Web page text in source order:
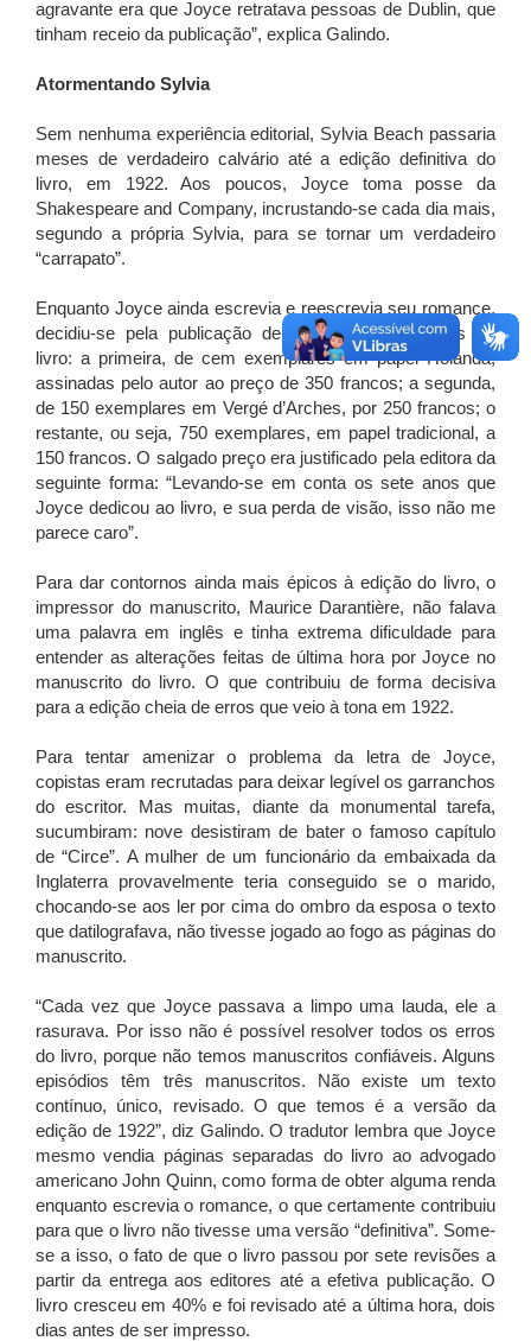
agravante era que Joyce retratava pessoas de Dublin, que
tinham receio da publicação”, explica Galindo.
Atormentando Sylvia
Sem nenhuma experiência editorial, Sylvia Beach passaria
meses de verdadeiro calvário até a edição definitiva do
livro, em 1922. Aos poucos, Joyce toma posse da
Shakespeare and Company, incrustando-se cada dia mais,
segundo a própria Sylvia, para se tornar um verdadeiro
“carrapato”.
Enquanto Joyce ainda escrevia e reescrevia seu romance,
decidiu-se pela publicação de três edições distintas do
livro: a primeira, de cem exemplares em papel Holanda,
assinadas pelo autor ao preço de 350 francos; a segunda,
de 150 exemplares em Vergé d’Arches, por 250 francos; o
restante, ou seja, 750 exemplares, em papel tradicional, a
150 francos. O salgado preço era justificado pela editora da
seguinte forma: “Levando-se em conta os sete anos que
Joyce dedicou ao livro, e sua perda de visão, isso não me
parece caro”.
Para dar contornos ainda mais épicos à edição do livro, o
impressor do manuscrito, Maurice Darantière, não falava
uma palavra em inglês e tinha extrema dificuldade para
entender as alterações feitas de última hora por Joyce no
manuscrito do livro. O que contribuiu de forma decisiva
para a edição cheia de erros que veio à tona em 1922.
Para tentar amenizar o problema da letra de Joyce,
copistas eram recrutadas para deixar legível os garranchos
do escritor. Mas muitas, diante da monumental tarefa,
sucumbiram: nove desistiram de bater o famoso capítulo
de “Circe”. A mulher de um funcionário da embaixada da
Inglaterra provavelmente teria conseguido se o marido,
chocando-se aos ler por cima do ombro da esposa o texto
que datilografava, não tivesse jogado ao fogo as páginas do
manuscrito.
“Cada vez que Joyce passava a limpo uma lauda, ele a
rasurava. Por isso não é possível resolver todos os erros
do livro, porque não temos manuscritos confiáveis. Alguns
episódios têm três manuscritos. Não existe um texto
contínuo, único, revisado. O que temos é a versão da
edição de 1922”, diz Galindo. O tradutor lembra que Joyce
mesmo vendia páginas separadas do livro ao advogado
americano John Quinn, como forma de obter alguma renda
enquanto escrevia o romance, o que certamente contribuiu
para que o livro não tivesse uma versão “definitiva”. Some-
se a isso, o fato de que o livro passou por sete revisões a
partir da entrega aos editores até a efetiva publicação. O
livro cresceu em 40% e foi revisado até a última hora, dois
dias antes de ser impresso.